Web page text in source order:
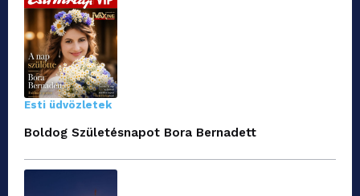
Esti üdvözletek
Boldog Születésnapot Bora Bernadett